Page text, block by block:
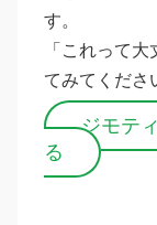
す。
「これって
てみてくださ
ジモテ
る